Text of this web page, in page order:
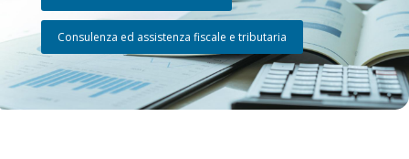
Consulenza ed assistenza fiscale e tributaria